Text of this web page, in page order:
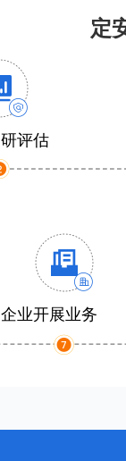
定
评估
企业开展业务